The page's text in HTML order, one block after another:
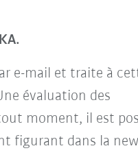
e-mail et traite à
évaluation des
moment, il est
figurant dans la